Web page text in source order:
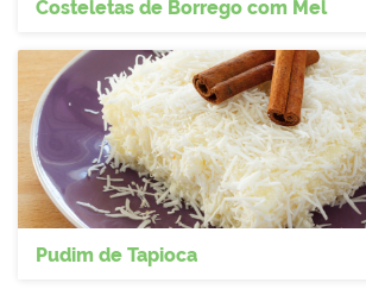
Costeletas de Borrego com Mel
Pudim de Tapioca